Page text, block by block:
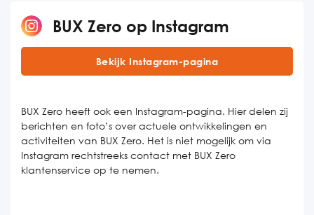
BUX Zero op Instagram
Bekijk Instagram-pagina
BUX Zero heeft ook een Instagram-pagina. Hier delen zij
berichten en foto’s over actuele ontwikkelingen en
activiteiten van BUX Zero. Het is niet mogelijk om via
Instagram rechtstreeks contact met BUX Zero
klantenservice op te nemen.